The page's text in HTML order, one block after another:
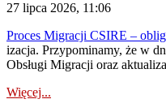
27 lipca 2026, 11:06
Proces Migracji CSIRE –
izacja. Przypominamy, że w
Obsługi Migracji oraz
Więcej...